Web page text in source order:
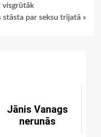
visgrūtāk
stāsta par seksu trijatā »
Jānis Vanags
nerunās